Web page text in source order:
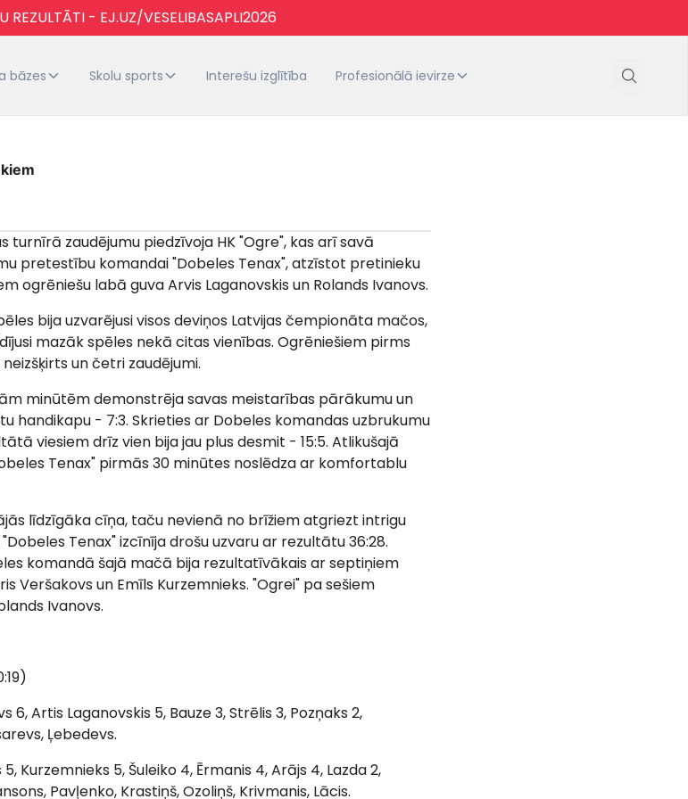
REZULTĀTI - EJ.UZ/VESELIBASAPLI2026
bāzes Skolu sports Interešu izglītība Profesionālā ievirze
turnīrā zaudējumu piedzīvoja HK "Ogre", kas arī savā
pretestību komandai "Dobeles Tenax", atzīstot pretinieku
ogrēniešu labā guva Arvis Laganovskis un Rolands Ivanovs.
bija uzvarējusi visos deviņos Latvijas čempionāta mačos,
mazāk spēles nekā citas vienības. Ogrēniešiem pirms
un četri zaudējumi.
minūtēm demonstrēja savas meistarības pārākumu un
handikapu - 7:3. Skrieties ar Dobeles komandas uzbrukumu
viesiem drīz vien bija jau plus desmit - 15:5. Atlikušajā
Tenax" pirmās 30 minūtes noslēdza ar komfortablu
līdzīgāka cīņa, taču nevienā no brīžiem atgriezt intrigu
Tenax" izcīnīja drošu uzvaru ar rezultātu 36:28.
komandā šajā mačā bija rezultatīvākais ar septiņiem
Veršakovs un Emīls Kurzemnieks. "Ogrei" pa sešiem
Ivanovs.
6, Artis Laganovskis 5, Bauze 3, Strēlis 3, Pozņaks 2,
Ļebedevs.
Kurzemnieks 5, Šuleiko 4, Ērmanis 4, Arājs 4, Lazda 2,
Pavļenko, Krastiņš, Ozoliņš, Krivmanis, Lācis.